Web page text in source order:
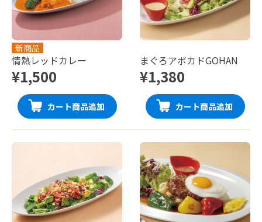
新商品
情熱レッドカレー
¥1,500
カート商品追加
まぐろアボカドGOHAN
¥1,380
カート商品追加